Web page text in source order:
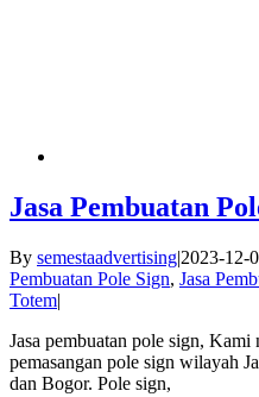
Jasa Pembuatan
By semestaadvertising|2023-12-
Pembuatan Pole Sign, Jasa
Totem|
Jasa pembuatan pole sign, Kami
pemasangan pole sign wilayah
dan Bogor. Pole sign,